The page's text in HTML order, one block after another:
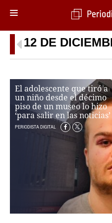
MENÚ
SECCIONES
MUNDO
PERIODISMO
ECONOMÍA
DEPORTES
12 DE
El adolescente que tiró a
un niño desde el décimo
piso de un museo lo hizo
‘para salir en las noticias’
PERIODISTA DIGITAL